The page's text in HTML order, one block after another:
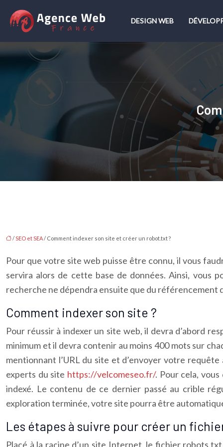
DESIGN WEB
/SEO et SEA/ Comment indexer son site et créer un robot.txt ?
Pour que votre site web puisse être connu, il vous
servira alors de cette base de données. Ainsi, vous
recherche ne dépendra ensuite que du référencement
Comment indexer son site ?
Pour réussir à indexer un site web, il devra d’abord
minimum et il devra contenir au moins 400 mots sur
mentionnant l’URL du site et d’envoyer votre
experts du site https://velcomeseo.fr/. Pour cela,
indexé. Le contenu de ce dernier passé au crible
exploration terminée, votre site pourra être
Les étapes à suivre pour créer un
Placé à la racine d’un site Internet, le fichier